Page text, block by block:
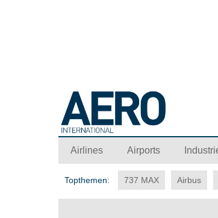
Airlines Airports
Topthemen: 737 MAX Airbus